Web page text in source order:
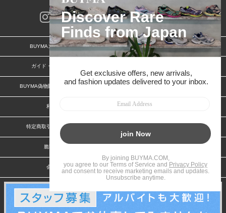
BUYMAスタートガイド 安心への取り組み
ガイド・お問い合わせ
BUYMA偽物販売防止の取り組み BUYMA CARD
利用規約
特定商取引法に関する表記
脆弱性報告
会社案内 スタッフ募集